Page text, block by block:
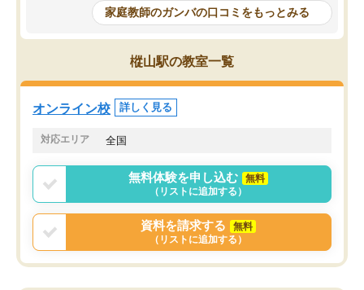
めて1年ほどだった今では平均点以上の
科目が増えてきました！あと1年受験ま
であるので無料の週末教室を使用しな
がら頑張って欲しいと思います！
問できるのでとても助か
家庭教師のガンバの口コミをもっとみる
樅山駅の教室一覧
オンライン校 詳しく見る
対応エリア 全国
無料体験を申し込む
無料
（リストに追加する）
資料を請求する
無料
（リストに追加する）